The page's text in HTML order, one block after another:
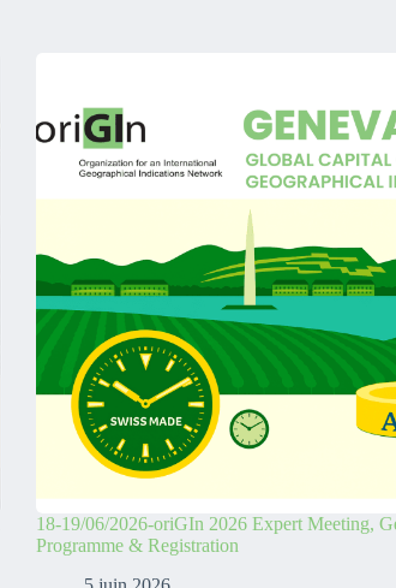
18-19/06/2026-oriGIn 2026 Expert Meeting,
Programme & Registration